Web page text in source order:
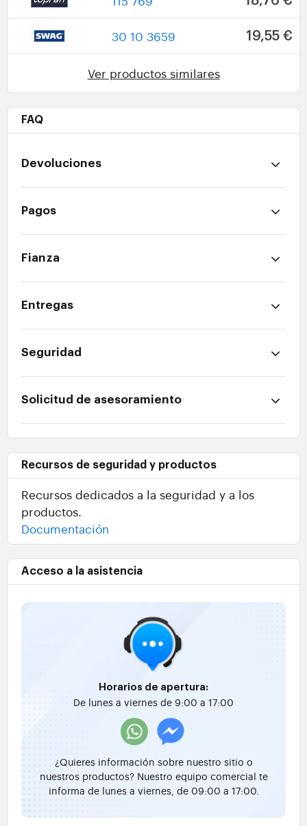
30 10 3659 19,55 €
Ver productos similares
FAQ
Devoluciones
Pagos
Fianza
Entregas
Seguridad
Solicitud de asesoramiento
Recursos de seguridad y productos
Recursos dedicados a la seguridad y a los
productos.
Documentación
Acceso a la asistencia
Horarios de apertura:
De lunes a viernes de 9:00 a 17:00
¿Quieres información sobre nuestro sitio o
nuestros productos? Nuestro equipo comercial te
informa de lunes a viernes, de 09:00 a 17:00.